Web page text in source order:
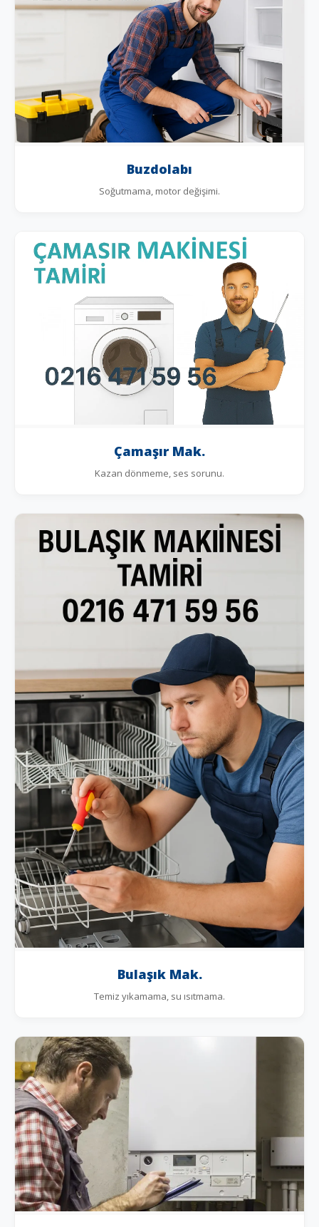
Buzdolabı
Soğutmama, motor değişimi.
Çamaşır Mak.
Kazan dönmeme, ses sorunu.
Bulaşık Mak.
Temiz yıkamama, su ısıtmama.